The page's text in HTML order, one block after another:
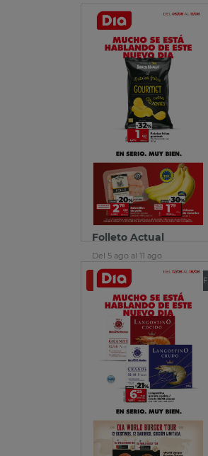
Folleto Actual
Del 5 ago al 11 ago
Ver folleto Descargar PDF